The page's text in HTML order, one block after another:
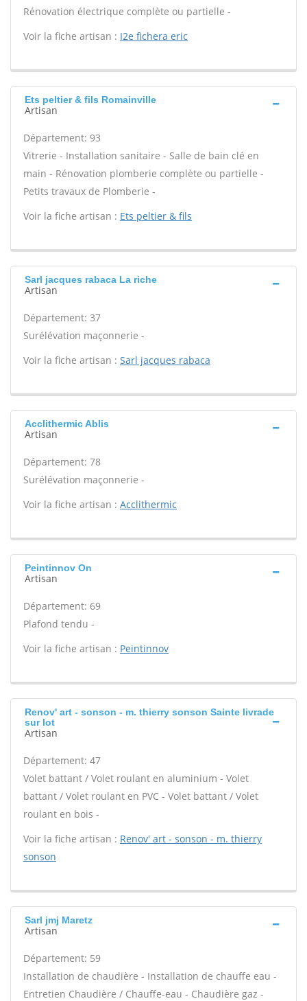
Rénovation électrique complète ou partielle -
Voir la fiche artisan : I2e fichera eric
Ets peltier & fils Romainville
Artisan
Département: 93
Vitrerie - Installation sanitaire - Salle de bain clé en
main - Rénovation plomberie complète ou partielle -
Petits travaux de Plomberie -
Voir la fiche artisan : Ets peltier & fils
Sarl jacques rabaca La riche
Artisan
Département: 37
Surélévation maçonnerie -
Voir la fiche artisan : Sarl jacques rabaca
Acclithermic Ablis
Artisan
Département: 78
Surélévation maçonnerie -
Voir la fiche artisan : Acclithermic
Peintinnov On
Artisan
Département: 69
Plafond tendu -
Voir la fiche artisan : Peintinnov
Renov' art - sonson - m. thierry sonson Sainte livrade
sur lot
Artisan
Département: 47
Volet battant / Volet roulant en aluminium - Volet
battant / Volet roulant en PVC - Volet battant / Volet
roulant en bois -
Voir la fiche artisan : Renov' art - sonson - m. thierry
sonson
Sarl jmj Maretz
Artisan
Département: 59
Installation de chaudière - Installation de chauffe eau -
Entretien Chaudière / Chauffe-eau - Chaudière gaz -